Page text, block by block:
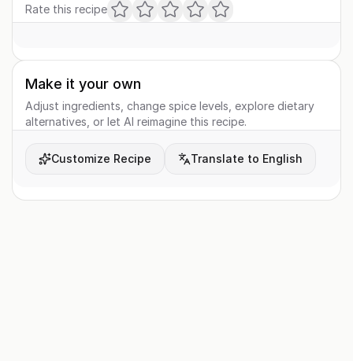
Rate this recipe
Make it your own
Adjust ingredients, change spice levels, explore dietary
alternatives, or let AI reimagine this recipe.
Customize Recipe Translate to English